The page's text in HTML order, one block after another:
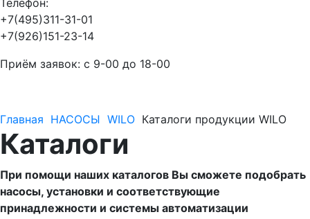
Телефон:
+7(495)311-31-01
+7(926)151-23-14
Приём заявок: с 9-00 до 18-00
Главная НАСОСЫ WILO Каталоги продукции WILO
Каталоги
При помощи наших каталогов Вы сможете подобрать
насосы, установки и соответствующие
принадлежности и системы автоматизации